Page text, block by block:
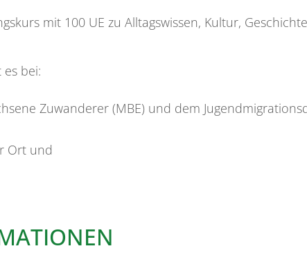
mit 100 UE zu Alltagswissen, Kultur,
bei:
Zuwanderer (MBE) und dem
Ort und